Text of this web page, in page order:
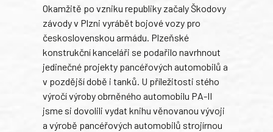
Okamžitě po vzniku republiky začaly Škodovy
závody v Plzni vyrábět bojové vozy pro
československou armádu. Plzeňské
konstrukční kanceláři se podařilo navrhnout
jedinečné projekty pancéřových automobilů a
v pozdější době i tanků. U příležitosti stého
výročí výroby obrněného automobilu PA-II
jsme si dovolili vydat knihu věnovanou vývoji
a výrobě pancéřových automobilů strojírnou